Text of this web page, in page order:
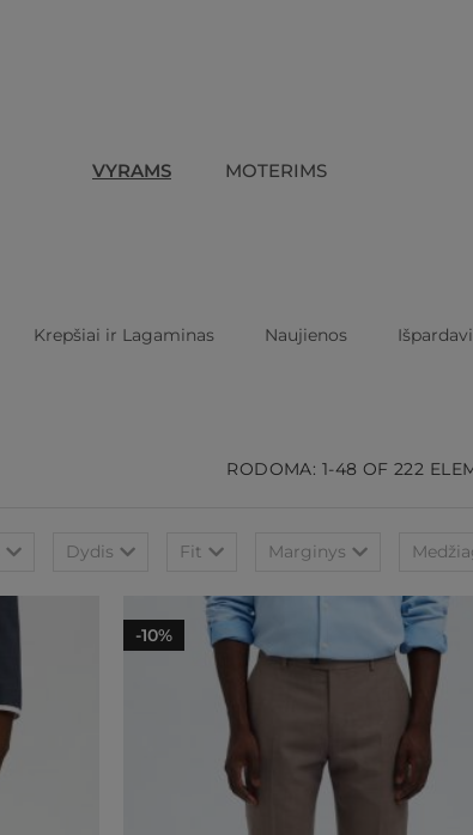
VYRAMS MOTERIMS
Krepšiai ir Lagaminas Naujienos
RODOMA: 1-48 OF 222
Dydis Fit Marginys
-10%